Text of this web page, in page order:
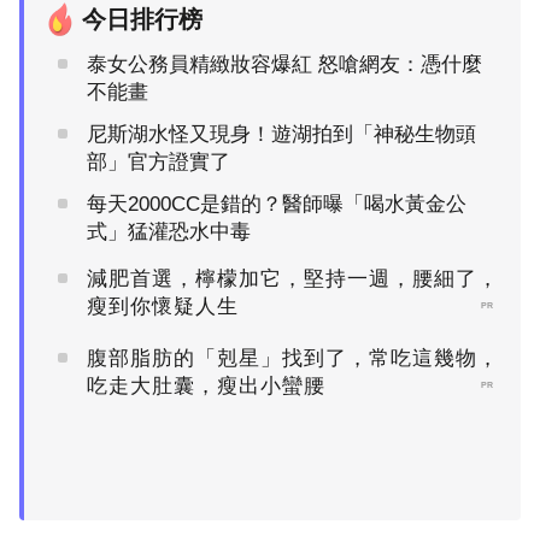
今日排行榜
泰女公務員精緻妝容爆紅 怒嗆網友：憑什麼
不能畫
尼斯湖水怪又現身！遊湖拍到「神秘生物頭
部」官方證實了
每天2000CC是錯的？醫師曝「喝水黃金公
式」猛灌恐水中毒
減肥首選，檸檬加它，堅持一週，腰細了，
瘦到你懷疑人生
PR
腹部脂肪的「剋星」找到了，常吃這幾物，
吃走大肚囊，瘦出小蠻腰
PR